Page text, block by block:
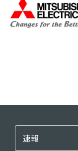
速報